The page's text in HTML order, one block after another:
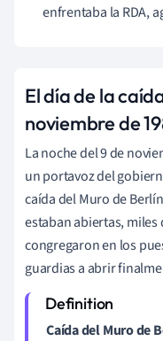
enfrentaba la RDA,
El día de la
noviembre de
La noche del 9 de
un portavoz del
caída del Muro de
estaban abiertas,
congregaron en los
guardias a abrir
Caída del Muro de